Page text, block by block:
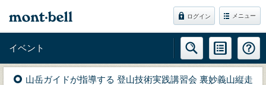
ログイン メニュー
イベント
山岳ガイドが指導する 登山技術実践講習会 裏妙義山縦走